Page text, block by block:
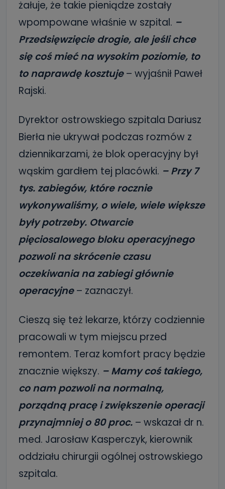
żałuje, że takie pieniądze zostały
wpompowane właśnie w szpital. –
Przedsięwzięcie drogie, ale jeśli chce
się coś mieć na wysokim poziomie, to
to naprawdę kosztuje– wyjaśnił Paweł
Rajski.
Dyrektor ostrowskiego szpitala Dariusz
Bierła nie ukrywał podczas rozmów z
dziennikarzami, że blok operacyjny był
wąskim gardłem tej placówki. – Przy 7
tys. zabiegów, które rocznie
wykonywaliśmy, o wiele, wiele większe
były potrzeby. Otwarcie
pięciosalowego bloku operacyjnego
pozwoli na skrócenie czasu
oczekiwania na zabiegi głównie
operacyjne– zaznaczył.
Cieszą się też lekarze, którzy codziennie
pracowali w tym miejscu przed
remontem. Teraz komfort pracy będzie
znacznie większy. – Mamy coś takiego,
co nam pozwoli na normalną,
porządną pracę i zwiększenie operacji
przynajmniej o 80 proc. – wskazał dr n.
med. Jarosław Kasperczyk, kierownik
oddziału chirurgii ogólnej ostrowskiego
szpitala.